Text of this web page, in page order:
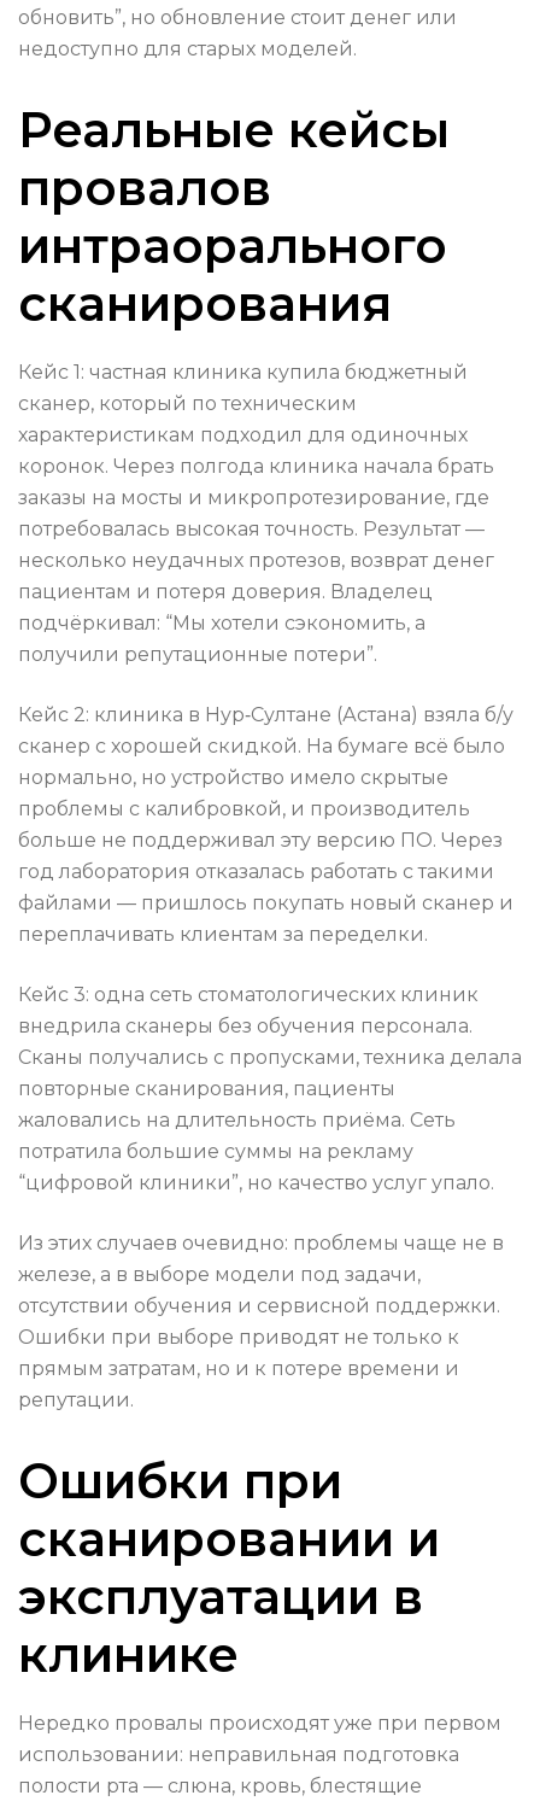
обновить”, но обновление стоит денег или
недоступно для старых моделей.
Реальные кейсы
провалов
интраорального
сканирования
Кейс 1: частная клиника купила бюджетный
сканер, который по техническим
характеристикам подходил для одиночных
коронок. Через полгода клиника начала брать
заказы на мосты и микропротезирование, где
потребовалась высокая точность. Результат —
несколько неудачных протезов, возврат денег
пациентам и потеря доверия. Владелец
подчёркивал: “Мы хотели сэкономить, а
получили репутационные потери”.
Кейс 2: клиника в Нур‑Султане (Астана) взяла б/у
сканер с хорошей скидкой. На бумаге всё было
нормально, но устройство имело скрытые
проблемы с калибровкой, и производитель
больше не поддерживал эту версию ПО. Через
год лаборатория отказалась работать с такими
файлами — пришлось покупать новый сканер и
переплачивать клиентам за переделки.
Кейс 3: одна сеть стоматологических клиник
внедрила сканеры без обучения персонала.
Сканы получались с пропусками, техника делала
повторные сканирования, пациенты
жаловались на длительность приёма. Сеть
потратила большие суммы на рекламу
“цифровой клиники”, но качество услуг упало.
Из этих случаев очевидно: проблемы чаще не в
железе, а в выборе модели под задачи,
отсутствии обучения и сервисной поддержки.
Ошибки при выборе приводят не только к
прямым затратам, но и к потере времени и
репутации.
Ошибки при
сканировании и
эксплуатации в
клинике
Нередко провалы происходят уже при первом
использовании: неправильная подготовка
полости рта — слюна, кровь, блестящие